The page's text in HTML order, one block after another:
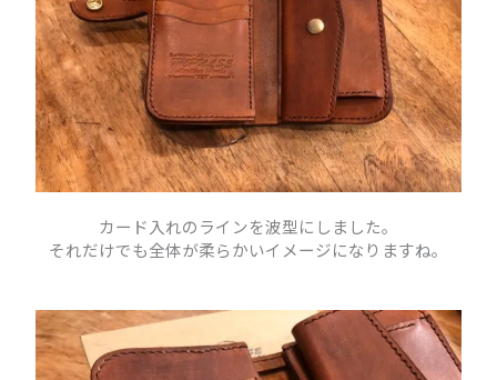
カード入れのラインを波型にしました。
それだけでも全体が柔らかいイメージになりますね。